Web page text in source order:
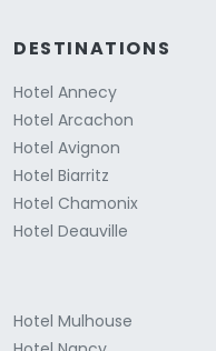
DESTINATIONS
Hotel Annecy
Hotel Arcachon
Hotel Avignon
Hotel Biarritz
Hotel Chamonix
Hotel Deauville
Hotel Mulhouse